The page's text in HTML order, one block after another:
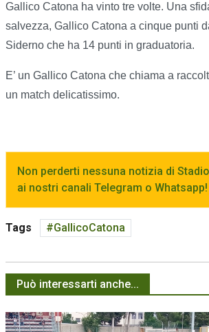
Gallico Catona ha vinto tre volte. Una
salvezza, Gallico Catona a cinque punti
Siderno che ha 14 punti in graduatoria.
E’ un Gallico Catona che chiama a
un match delicatissimo.
Non perderti nessuna notizia di
ai nostri canali Telegram o Whatsapp!
Tags GallicoCatona
Può interessarti anche...